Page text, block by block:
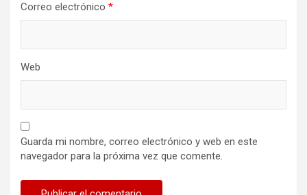
Correo electrónico *
Web
Guarda mi nombre, correo electrónico y web en este
navegador para la próxima vez que comente.